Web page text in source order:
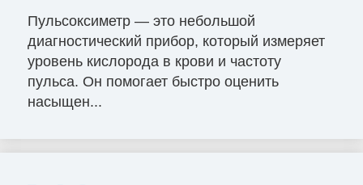
Пульсоксиметр — это небольшой
диагностический прибор, который измеряет
уровень кислорода в крови и частоту
пульса. Он помогает быстро оценить
насыщен...